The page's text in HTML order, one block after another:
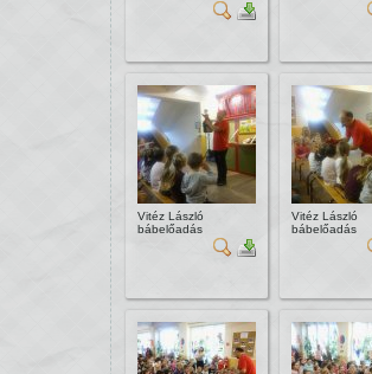
Vitéz László
bábelőadás
Vitéz László
bábelőadás